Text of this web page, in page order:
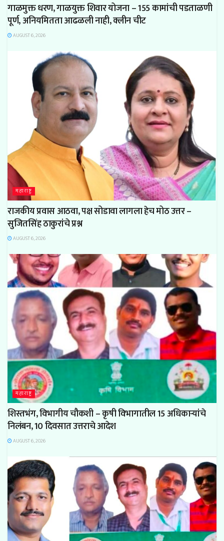
गाळमुक्त धरण, गाळयुक्त शिवार योजना – 155 कामांची पडताळणी
पूर्ण, अनियमितता आढळली नाही, क्लीन चीट
AUGUST 6, 2026
महाराष्ट्र
राजकीय प्रवास आठवा, पक्ष सोडावा लागला हेच मोठ उत्तर –
सुजितसिंह ठाकुरांचे प्रश्न
AUGUST 6, 2026
महाराष्ट्र
शिस्तभंग, विभागीय चौकशी – कृषी विभागातील 15 अधिकाऱ्यांचे
निलंबन, 10 दिवसात उत्तराचे आदेश
AUGUST 6, 2026